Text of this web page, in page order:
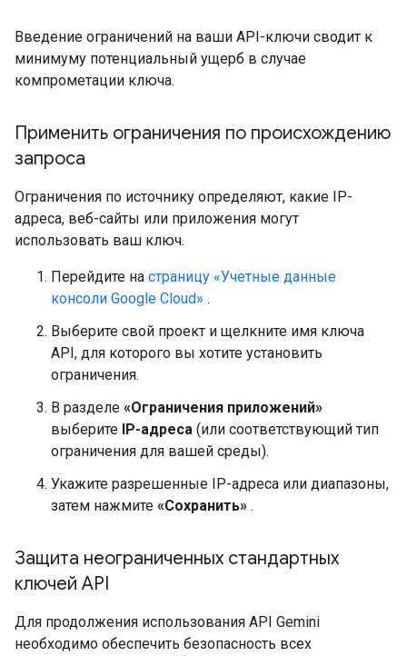
Введение ограничений на ваши API-ключи сводит к
минимуму потенциальный ущерб в случае
компрометации ключа.
Применить ограничения по происхождению
запроса
Ограничения по источнику определяют, какие IP-
адреса, веб-сайты или приложения могут
использовать ваш ключ.
Перейдите на страницу «Учетные данные
консоли Google Cloud» .
Выберите свой проект и щелкните имя ключа
API, для которого вы хотите установить
ограничения.
В разделе «Ограничения приложений»
выберите IP-адреса (или соответствующий тип
ограничения для вашей среды).
Укажите разрешенные IP-адреса или диапазоны,
затем нажмите «Сохранить» .
Защита неограниченных стандартных
ключей API
Для продолжения использования API Gemini
необходимо обеспечить безопасность всех